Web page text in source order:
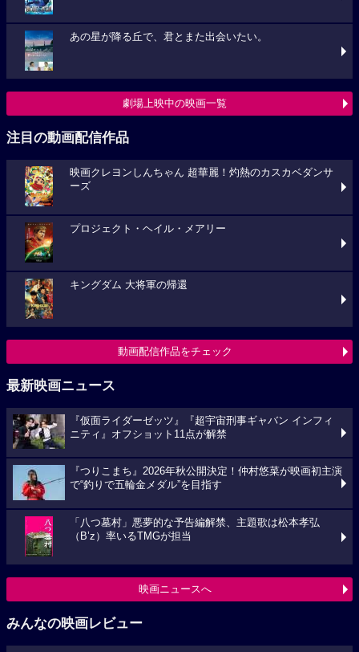
あの星が降る丘で、君とまた出会いたい。
劇場上映中の映画一覧
注目の動画配信作品
映画クレヨンしんちゃん 超華麗！灼熱のカスカベダンサ
ーズ
プロジェクト・ヘイル・メアリー
キングダム 大将軍の帰還
動画配信作品をチェック
最新映画ニュース
『仮面ライダーゼッツ』『超宇宙刑事ギャバン インフィ
ニティ』オフショット11点が解禁
『つりこまち』2026年秋公開決定！仲村悠菜が映画初主演
で“釣りで五輪金メダル”を目指す
「八つ墓村」悪夢的な予告編解禁、主題歌は松本孝弘
（B’z）率いるTMGが担当
映画ニュースへ
みんなの映画レビュー